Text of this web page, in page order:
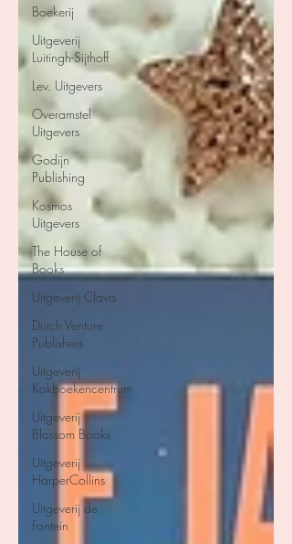
Boekerij
Uitgeverij
Luitingh-Sijthoff
Lev. Uitgevers
Overamstel
Uitgevers
Godijn
Publishing
Kosmos
Uitgevers
The House of
Books
Uitgeverij Clavis
Dutch Venture
Publishers
Uitgeverij
Kokboekencentrum
Uitgeverij
Blossom Books
Uitgeverij
HarperCollins
Uitgeverij de
Fontein